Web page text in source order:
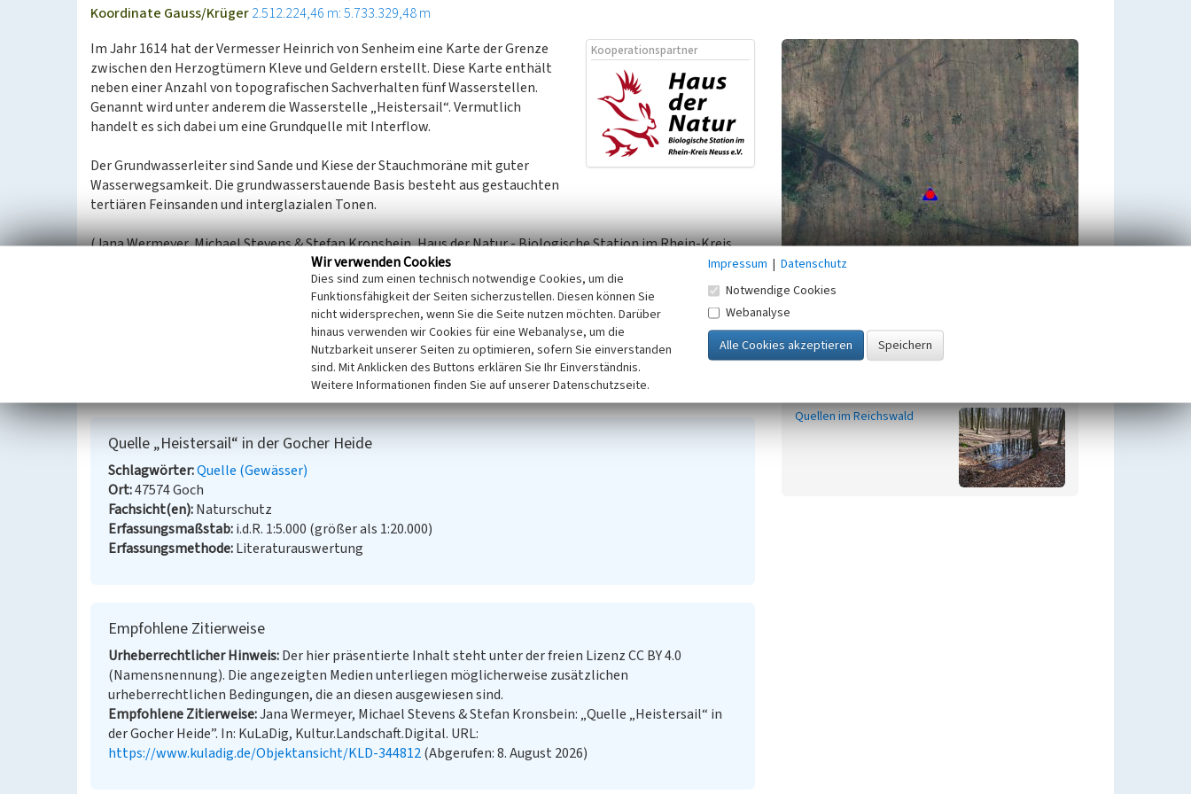
Koordinate Gauss/Krüger2.512.224,46 m: 5.733.329,48 m
Kooperationspartner
Im Jahr 1614 hat der Vermesser Heinrich von Senheim eine Karte der Grenze
zwischen den Herzogtümern Kleve und Geldern erstellt. Diese Karte enthält
neben einer Anzahl von topografischen Sachverhalten fünf Wasserstellen.
Genannt wird unter anderem die Wasserstelle „Heistersail“. Vermutlich
handelt es sich dabei um eine Grundquelle mit Interflow.
Der Grundwasserleiter sind Sande und Kiese der Stauchmoräne mit guter
Wasserwegsamkeit. Die grundwasserstauende Basis besteht aus gestauchten
tertiären Feinsanden und interglazialen Tonen.
(Jana Wermeyer, Michael Stevens & Stefan Kronsbein, Haus der Natur - Biologische Station im Rhein-Kreis
Aymanns, Gerhard; Steinbring, Heinz (1998) Die einstige Landesgrenze zwischen den Herzogtümern
Geldern und Kleve auf der Gocher Heide. In: Geldrischer Heimatkalender 1999, S. 124-132. Geldern.
Quelle „Heistersail“ in der Gocher Heide
Schlagwörter Quelle (Gewässer)
Ort 47574 Goch
Fachsicht(en) Naturschutz
Erfassungsmaßstab i.d.R. 1:5.000 (größer als 1:20.000)
Erfassungsmethode Literaturauswertung
Empfohlene Zitierweise
Urheberrechtlicher Hinweis Der hier präsentierte Inhalt steht unter der freien Lizenz CC BY 4.0
(Namensnennung). Die angezeigten Medien unterliegen möglicherweise zusätzlichen
urheberrechtlichen Bedingungen, die an diesen ausgewiesen sind.
Empfohlene Zitierweise Jana Wermeyer, Michael Stevens & Stefan Kronsbein: „Quelle „Heistersail“ in
der Gocher Heide”. In: KuLaDig, Kultur.Landschaft.Digital. URL:
https://www.kuladig.de/Objektansicht/KLD-344812(Abgerufen: 8. August 2026)
Quellen im Reichswald
Wir verwenden Cookies
Dies sind zum einen technisch notwendige Cookies, um die
Funktionsfähigkeit der Seiten sicherzustellen. Diesen können Sie
nicht widersprechen, wenn Sie die Seite nutzen möchten. Darüber
hinaus verwenden wir Cookies für eine Webanalyse, um die
Nutzbarkeit unserer Seiten zu optimieren, sofern Sie einverstanden
sind. Mit Anklicken des Buttons erklären Sie Ihr Einverständnis.
Weitere Informationen finden Sie auf unserer Datenschutzseite.
Impressum | Datenschutz
Notwendige Cookies
Webanalyse